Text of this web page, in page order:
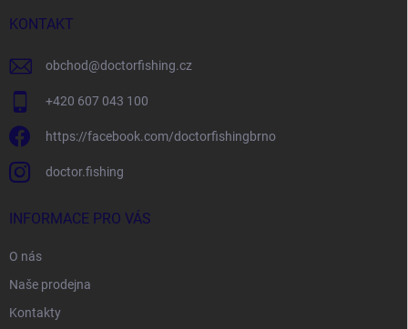
KONTAKT
obchod@doctorfishing.cz
+420 607 043 100
https://facebook.com/doctorfishingbrno
doctor.fishing
INFORMACE PRO VÁS
O nás
Naše prodejna
Kontakty